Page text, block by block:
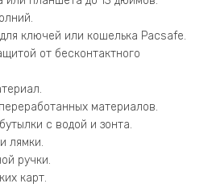
ключей или кошелька Pacsafe.
от бесконтактного
материалов.
с водой и зонта.
лямки.
ручки.
карт.